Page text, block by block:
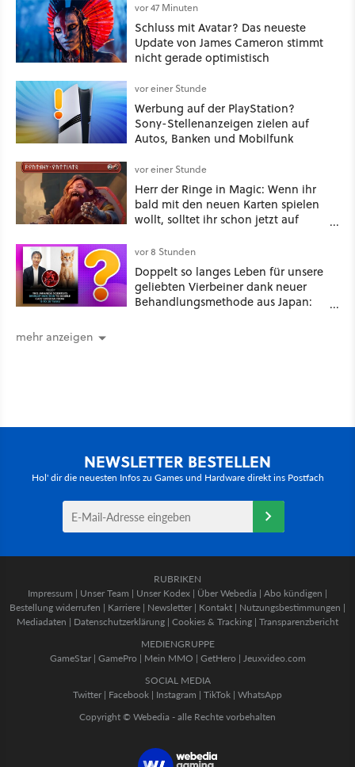
vor 47 Minuten
Schluss mit Avatar? Das neueste
Update von James Cameron stimmt
nicht gerade optimistisch
vor einer Stunde
Werbung auf der PlayStation?
Sony-Stellenanzeigen zielen auf
Autos, Banken und Mobilfunk
vor einer Stunde
Herr der Ringe in Magic: Wenn ihr
bald mit den neuen Karten spielen
wollt, solltet ihr schon jetzt auf
vor 8 Stunden
Doppelt so langes Leben für unsere
geliebten Vierbeiner dank neuer
Behandlungsmethode aus Japan:
mehr anzeigen
NEWSLETTER BESTELLEN
Hol' dir die neuesten Infos zu Games und Hardware direkt ins Postfach
RUBRIKEN
Impressum | Unser Team | Unser Kodex | Über Webedia | Abo kündigen |
Bestellung widerrufen | Karriere | Newsletter | Kontakt | Nutzungsbestimmungen |
Mediadaten | Datenschutzerklärung | Cookies & Tracking | Transparenzbericht
MEDIENGRUPPE
GameStar| GamePro | Mein MMO | GetHero | Jeuxvideo.com
SOCIAL MEDIA
Twitter | Facebook | Instagram | TikTok | WhatsApp
Copyright © Webedia - alle Rechte vorbehalten